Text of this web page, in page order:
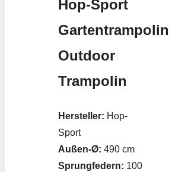
Hop-Sport
Gartentrampolin
Outdoor
Trampolin
Hersteller: Hop-
Sport
Außen-Ø: 490 cm
Sprungfedern: 100